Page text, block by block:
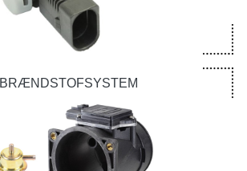
BRÆNDSTOFSYSTEM